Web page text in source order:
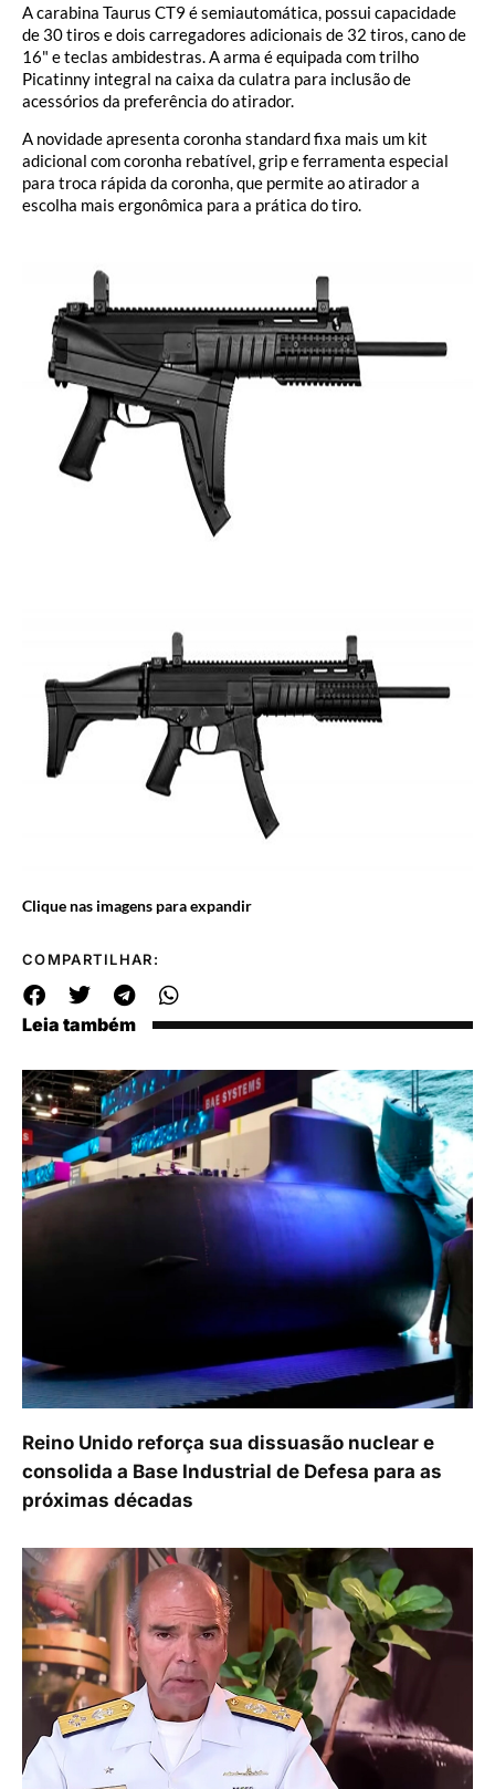
A carabina Taurus CT9 é semiautomática, possui capacidade
de 30 tiros e dois carregadores adicionais de 32 tiros, cano de
16" e teclas ambidestras. A arma é equipada com trilho
Picatinny integral na caixa da culatra para inclusão de
acessórios da preferência do atirador.
A novidade apresenta coronha standard fixa mais um kit
adicional com coronha rebatível, grip e ferramenta especial
para troca rápida da coronha, que permite ao atirador a
escolha mais ergonômica para a prática do tiro.
Clique nas imagens para expandir
COMPARTILHAR:
Leia também
Reino Unido reforça sua dissuasão nuclear e
consolida a Base Industrial de Defesa para as
próximas décadas